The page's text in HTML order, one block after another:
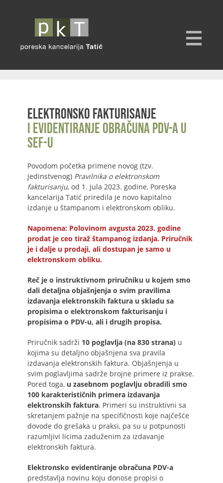
Elektronsko fakturisanje
i evidentiranje obračuna PDV-a u
SEF-u
Povodom početka primene novog (tzv.
jedinstvenog) Pravilnika o elektronskom
fakturisanju, od 1. jula 2023. godine, Poreska
kancelarija Tatić priredila je novo kapitalno
izdanje u štampanom i elektronskom obliku.
Napomena: Polovinom avgusta 2023. godine
prodat je ceo tiraž štampanog izdanja. Priručnik
je i dalje u prodaji, ali dostupan je samo u
elektronskom obliku.
Reč je o instruktivnom priručniku u kojem smo
dali detaljna objašnjenja o svim pravilima
izdavanja elektronskih faktura u skladu sa
propisima o elektronskom fakturisanju i
propisima o PDV-u, ali i drugih propisa.
Priručnik sadrži 10 poglavlja (na 830 strana) u
kojima su detaljno objašnjena sva pravila
izdavanja elektronskih faktura. Objašnjenja u
svim poglavljima sadrže brojne primere iz prakse.
Pored toga, u zasebnom poglavlju obradili smo
100 karakterističnih primera izdavanja
elektronskih faktura. Primeri su instruktivni sa
skretanjem pažnje na specifičnosti koje najčešće
dovode do grešaka u praksi, pa su u potpunosti
razumljivi licima zaduženim za izdavanje
elektronskih faktura.
Elektronsko evidentiranje obračuna PDV-a
predstavlja novinu koju donose propisi o